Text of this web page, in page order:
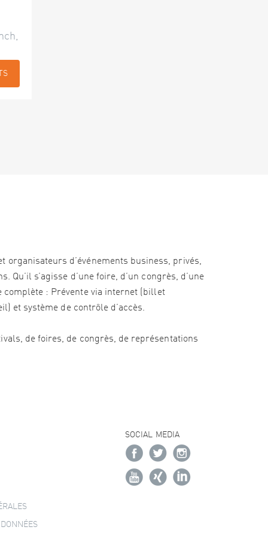
organisateurs d’événements business, privés,
s’agisse d’une foire, d’un congrès, d’une
complète : Prévente via internet (billet
et système de contrôle d’accès.
de foires, de congrès, de représentations
SOCIAL MEDIA